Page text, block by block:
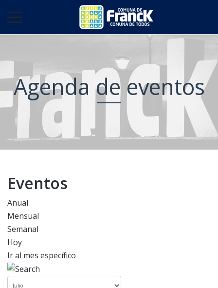
Agenda de eventos
Eventos
Anual
Mensual
Semanal
Hoy
Ir al mes específico